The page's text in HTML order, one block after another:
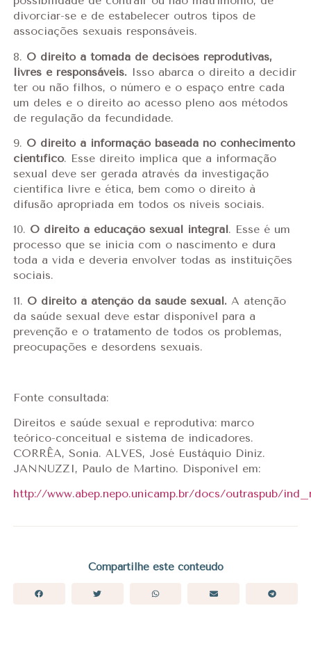
divorciar-se e de estabelecer outros tipos de
associações sexuais responsáveis.
8. O direito à tomada de decisões reprodutivas,
livres e responsáveis. Isso abarca o direito a decidir
ter ou não filhos, o número e o espaço entre cada
um deles e o direito ao acesso pleno aos métodos
de regulação da fecundidade.
9. O direito à informação baseada no conhecimento
científico. Esse direito implica que a informação
sexual deve ser gerada através da investigação
científica livre e ética, bem como o direito à
difusão apropriada em todos os níveis sociais.
10. O direito à educação sexual integral. Esse é um
processo que se inicia com o nascimento e dura
toda a vida e deveria envolver todas as instituições
sociais.
11. O direito à atenção da saúde sexual. A atenção
da saúde sexual deve estar disponível para a
prevenção e o tratamento de todos os problemas,
preocupações e desordens sexuais.
Fonte consultada:
Direitos e saúde sexual e reprodutiva: marco
teórico-conceitual e sistema de indicadores.
CORRÊA, Sonia. ALVES, José Eustáquio Diniz.
JANNUZZI, Paulo de Martino. Disponível em:
http://www.abep.nepo.unicamp.br/docs/outraspub/
Compartilhe este conteúdo